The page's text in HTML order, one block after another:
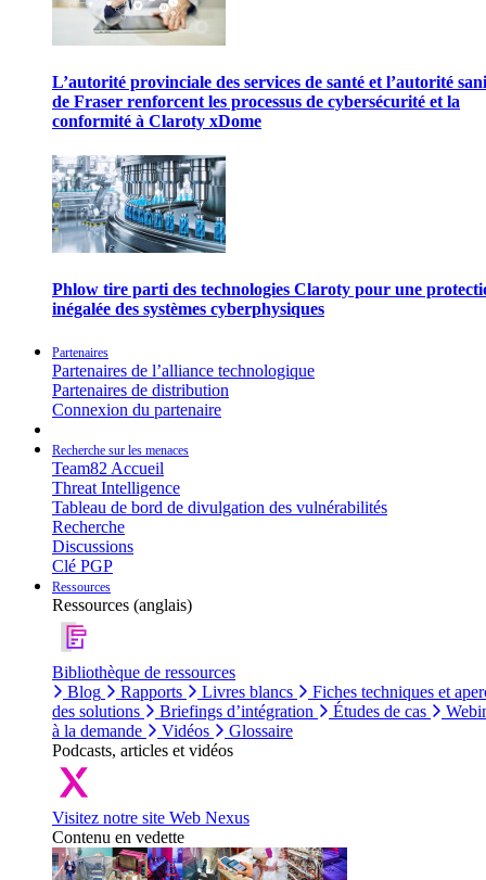
L’autorité provinciale des services de santé et l’autorité
de Fraser renforcent les processus de cybersécurité et la
conformité à Claroty xDome
Phlow tire parti des technologies Claroty pour une
inégalée des systèmes cyberphysiques
Partenaires
Partenaires de l’alliance technologique
Partenaires de distribution
Connexion du partenaire
Recherche sur les menaces
Team82 Accueil
Threat Intelligence
Tableau de bord de divulgation des vulnérabilités
Recherche
Discussions
Clé PGP
Ressources
Ressources (anglais)
Bibliothèque de ressources
Blog
Rapports Livres blancs
Fiches techniques et
des solutions
Briefings d’intégration Études de cas
à la demande
Vidéos
Glossaire
Podcasts, articles et vidéos
Visitez notre site Web Nexus
Contenu en vedette